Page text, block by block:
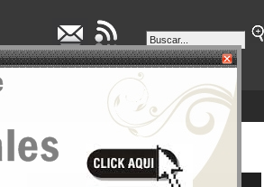
BOLETINES NEGOCIOS